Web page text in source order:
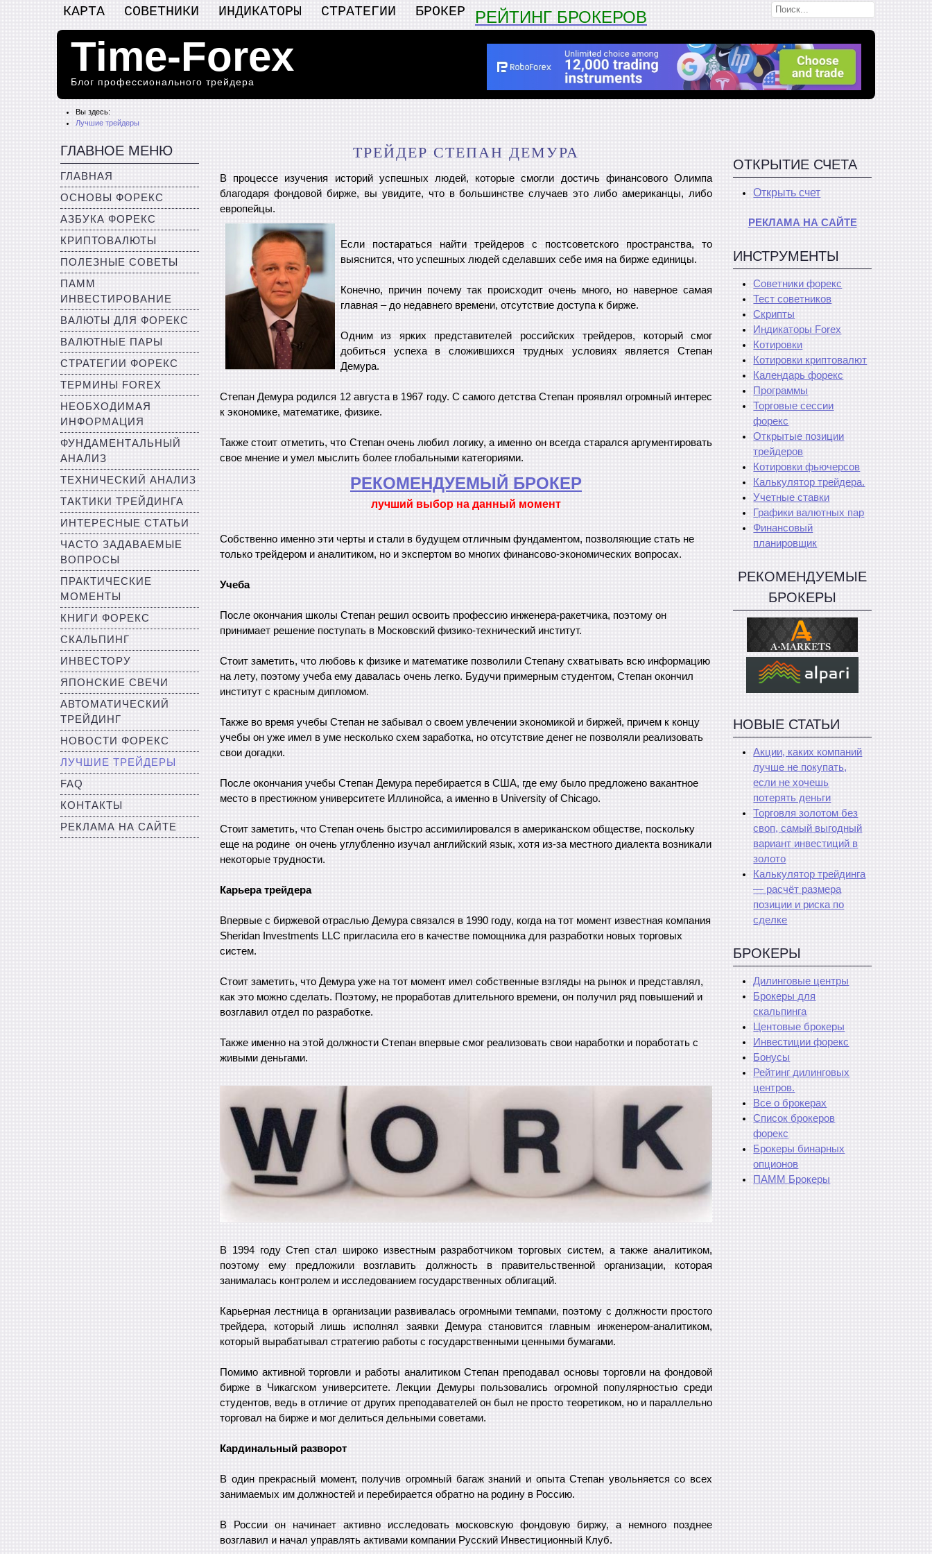
КАРТА СОВЕТНИКИ ИНДИКАТОРЫ СТРАТЕГИИ БРОКЕР РЕЙТИНГ БРОКЕРОВ
Time-Forex
Блог профессионального трейдера
Вы здесь:
Лучшие трейдеры
ГЛАВНОЕ МЕНЮ
ГЛАВНАЯ
ОСНОВЫ ФОРЕКС
АЗБУКА ФОРЕКС
КРИПТОВАЛЮТЫ
ПОЛЕЗНЫЕ СОВЕТЫ
ПАММ
ИНВЕСТИРОВАНИЕ
ВАЛЮТЫ ДЛЯ ФОРЕКС
ВАЛЮТНЫЕ ПАРЫ
СТРАТЕГИИ ФОРЕКС
ТЕРМИНЫ FOREX
НЕОБХОДИМАЯ
ИНФОРМАЦИЯ
ФУНДАМЕНТАЛЬНЫЙ
АНАЛИЗ
ТЕХНИЧЕСКИЙ АНАЛИЗ
ТАКТИКИ ТРЕЙДИНГА
ИНТЕРЕСНЫЕ СТАТЬИ
ЧАСТО ЗАДАВАЕМЫЕ
ВОПРОСЫ
ПРАКТИЧЕСКИЕ
МОМЕНТЫ
КНИГИ ФОРЕКС
СКАЛЬПИНГ
ИНВЕСТОРУ
ЯПОНСКИЕ СВЕЧИ
АВТОМАТИЧЕСКИЙ
ТРЕЙДИНГ
НОВОСТИ ФОРЕКС
ЛУЧШИЕ ТРЕЙДЕРЫ
FAQ
КОНТАКТЫ
РЕКЛАМА НА САЙТЕ
ТРЕЙДЕР СТЕПАН ДЕМУРА
В процессе изучения историй успешных людей, которые смогли достичь финансового Олимпа
благодаря фондовой бирже, вы увидите, что в большинстве случаев это либо американцы, либо
европейцы.
Если постараться найти трейдеров с постсоветского пространства, то
выяснится, что успешных людей сделавших себе имя на бирже единицы.
Конечно, причин почему так происходит очень много, но наверное самая
главная – до недавнего времени, отсутствие доступа к бирже.
Одним из ярких представителей российских трейдеров, который смог
добиться успеха в сложившихся трудных условиях является Степан
Демура.
Степан Демура родился 12 августа в 1967 году. С самого детства Степан проявлял огромный интерес
к экономике, математике, физике.
Также стоит отметить, что Степан очень любил логику, а именно он всегда старался аргументировать
свое мнение и умел мыслить более глобальными категориями.
РЕКОМЕНДУЕМЫЙ БРОКЕР
лучший выбор на данный момент
Собственно именно эти черты и стали в будущем отличным фундаментом, позволяющие стать не
только трейдером и аналитиком, но и экспертом во многих финансово-экономических вопросах.
Учеба
После окончания школы Степан решил освоить профессию инженера-ракетчика, поэтому он
принимает решение поступать в Московский физико-технический институт.
Стоит заметить, что любовь к физике и математике позволили Степану схватывать всю информацию
на лету, поэтому учеба ему давалась очень легко. Будучи примерным студентом, Степан окончил
институт с красным дипломом.
Также во время учебы Степан не забывал о своем увлечении экономикой и биржей, причем к концу
учебы он уже имел в уме несколько схем заработка, но отсутствие денег не позволяли реализовать
свои догадки.
После окончания учебы Степан Демура перебирается в США, где ему было предложено вакантное
место в престижном университете Иллинойса, а именно в University of Chicago.
Стоит заметить, что Степан очень быстро ассимилировался в американском обществе, поскольку
еще на родине он очень углубленно изучал английский язык, хотя из-за местного диалекта возникали
некоторые трудности.
Карьера трейдера
Впервые с биржевой отраслью Демура связался в 1990 году, когда на тот момент известная компания
Sheridan Investments LLC пригласила его в качестве помощника для разработки новых торговых
систем.
Стоит заметить, что Демура уже на тот момент имел собственные взгляды на рынок и представлял,
как это можно сделать. Поэтому, не проработав длительного времени, он получил ряд повышений и
возглавил отдел по разработке.
Также именно на этой должности Степан впервые смог реализовать свои наработки и поработать с
живыми деньгами.
В 1994 году Степ стал широко известным разработчиком торговых систем, а также аналитиком,
поэтому ему предложили возглавить должность в правительственной организации, которая
занималась контролем и исследованием государственных облигаций.
Карьерная лестница в организации развивалась огромными темпами, поэтому с должности простого
трейдера, который лишь исполнял заявки Демура становится главным инженером-аналитиком,
который вырабатывал стратегию работы с государственными ценными бумагами.
Помимо активной торговли и работы аналитиком Степан преподавал основы торговли на фондовой
бирже в Чикагском университете. Лекции Демуры пользовались огромной популярностью среди
студентов, ведь в отличие от других преподавателей он был не просто теоретиком, но и параллельно
торговал на бирже и мог делиться дельными советами.
Кардинальный разворот
В один прекрасный момент, получив огромный багаж знаний и опыта Степан увольняется со всех
занимаемых им должностей и перебирается обратно на родину в Россию.
В России он начинает активно исследовать московскую фондовую биржу, а немного позднее
возглавил и начал управлять активами компании Русский Инвестиционный Клуб.
ОТКРЫТИЕ СЧЕТА
Открыть счет
РЕКЛАМА НА САЙТЕ
ИНСТРУМЕНТЫ
Советники форекс
Тест советников
Скрипты
Индикаторы Forex
Котировки
Котировки криптовалют
Календарь форекс
Программы
Торговые сессии
форекс
Открытые позиции
трейдеров
Котировки фьючерсов
Калькулятор трейдера.
Учетные ставки
Графики валютных пар
Финансовый
планировщик
РЕКОМЕНДУЕМЫЕ
БРОКЕРЫ
НОВЫЕ СТАТЬИ
Акции, каких компаний
лучше не покупать,
если не хочешь
потерять деньги
Торговля золотом без
своп, самый выгодный
вариант инвестиций в
золото
Калькулятор трейдинга
— расчёт размера
позиции и риска по
сделке
БРОКЕРЫ
Дилинговые центры
Брокеры для
скальпинга
Центовые брокеры
Инвестиции форекс
Бонусы
Рейтинг дилинговых
центров.
Все о брокерах
Список брокеров
форекс
Брокеры бинарных
опционов
ПАММ Брокеры